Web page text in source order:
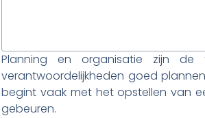
Planning en organisatie zijn de
verantwoordelijkheden goed
begint vaak met het opstellen van
gebeuren.